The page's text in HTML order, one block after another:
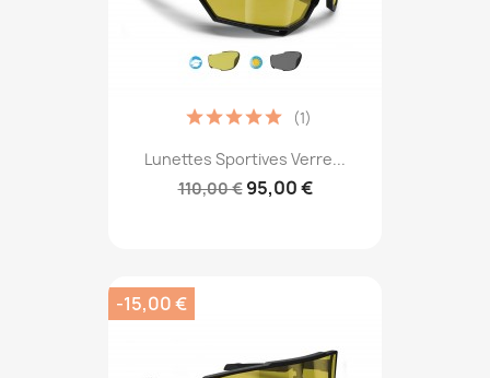
Lunettes Sportives Verre...
110,00 € 95,00 €
(1)
-15,00 €